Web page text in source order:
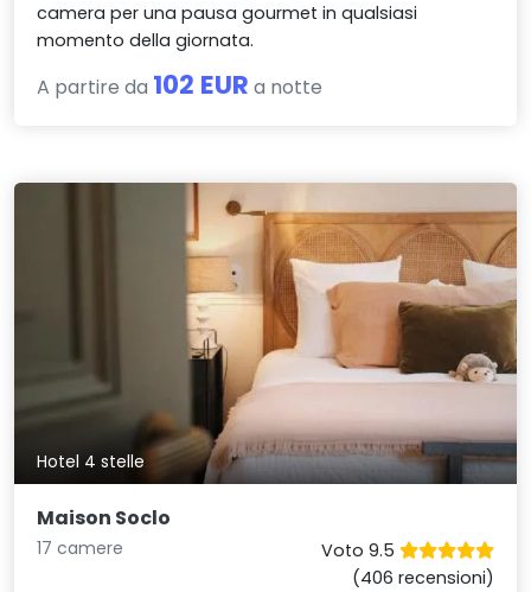
camera per una pausa gourmet in qualsiasi
momento della giornata.
A partire da 102 EUR a notte
Hotel 4 stelle
Maison Soclo
17 camere
Voto 9.5
(406 recensioni)